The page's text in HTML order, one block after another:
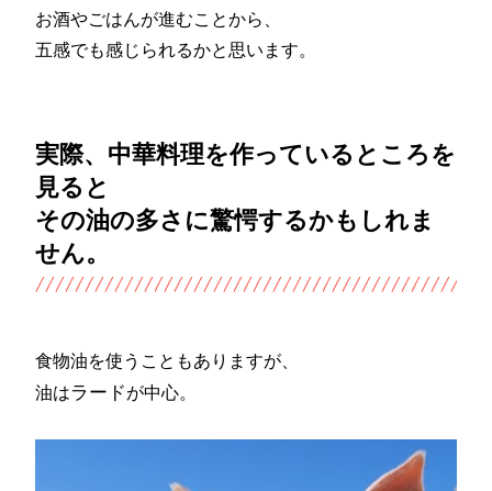
お酒やごはんが進むことから、
五感でも感じられるかと思います。
実際、中華料理を作っているところを
見ると
その油の多さに驚愕するかもしれま
せん。
食物油を使うこともありますが、
油はラードが中心。